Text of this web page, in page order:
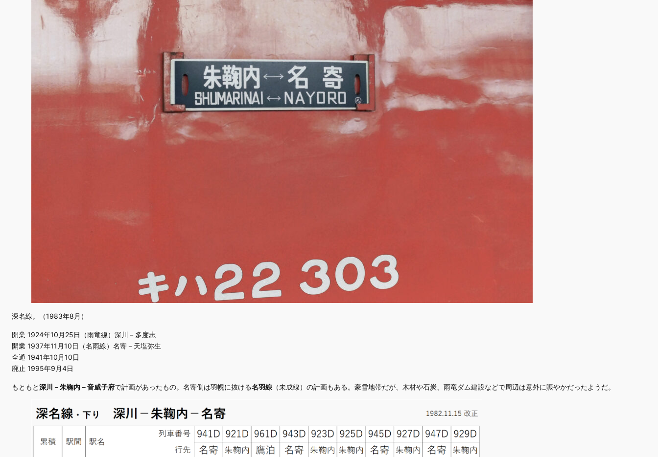
深名線。（1983年8月）
開業 1924年10月25日（雨竜線）深川－多度志
開業 1937年11月10日（名雨線）名寄－天塩弥生
全通 1941年10月10日
廃止 1995年9月4日
もともと深川－朱鞠内－音威子府で計画があったもの。名寄側は羽幌に抜ける名羽線 （未成線）の計画もある。豪雪地帯だが、木材や石炭、雨竜ダム建設などで周辺は意外に賑やかだったようだ。